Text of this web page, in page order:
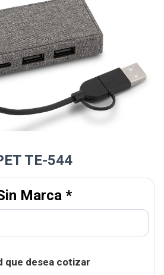
TE-544
Marca *
que desea cotizar